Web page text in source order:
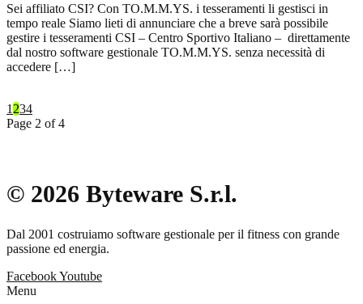
Sei affiliato CSI? Con TO.M.M.YS. i tesseramenti li gestisci in
tempo reale Siamo lieti di annunciare che a breve sarà possibile
gestire i tesseramenti CSI – Centro Sportivo Italiano – direttamente
dal nostro software gestionale TO.M.M.YS. senza necessità di
accedere […]
1234
Page 2 of 4
© 2026 Byteware S.r.l.
Dal 2001 costruiamo software gestionale per il fitness con grande
passione ed energia.
FacebookYoutube
Menu